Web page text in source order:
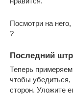
Посмотри на
?
Последний
Теперь
чтобы убедиться,
сторон. Уложите